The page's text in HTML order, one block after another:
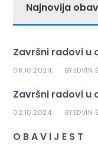
Najnovija
Završni radovi u
08.10.2024. BYEDVIN
Završni radovi u
02.10.2024. BYEDVIN
O B A V I J E S T